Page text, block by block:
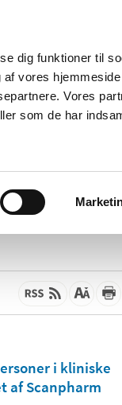
dig funktioner til
vores
Vores
som de har
Om os Kontakt
og salg af
i kliniske
af Scanpharm